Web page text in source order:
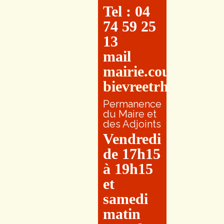
Tel : 04
74 59 25
13
mail
bievreetrhone.fr
Permanence
du Maire et
des Adjoints
Vendredi
de 17h15
à 19h15
et
samedi
matin